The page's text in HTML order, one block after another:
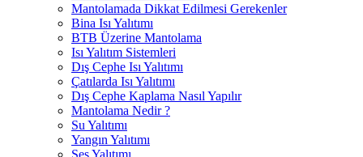
Mantolamada Dikkat Edilmesi Gerekenler
Bina Isı Yalıtımı
BTB Üzerine Mantolama
Isı Yalıtım Sistemleri
Dış Cephe Isı Yalıtımı
Çatılarda Isı Yalıtımı
Dış Cephe Kaplama Nasıl Yapılır
Mantolama Nedir ?
Su Yalıtımı
Yangın Yalıtımı